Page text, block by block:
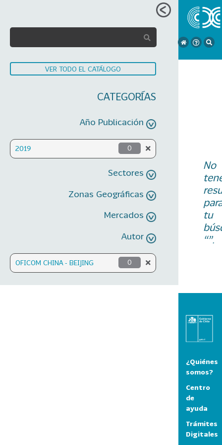
VER TODO EL CATÁLOGO
CATEGORÍAS
Año Publicación
2019 0
Sectores
Zonas Geográficas
Mercados
Autor
OFICOM CHINA - BEIJING 0
No
tu
“”.
¿Quiénes
somos?
Centro
de
ayuda
Trámites
Digitales